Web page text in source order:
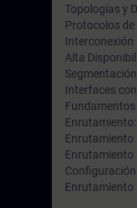
Topologías y
Protocolos de
Interconexión
Alta
Interfaces
Enrutamiento
Enrutamiento
Configuración
Enrutamiento